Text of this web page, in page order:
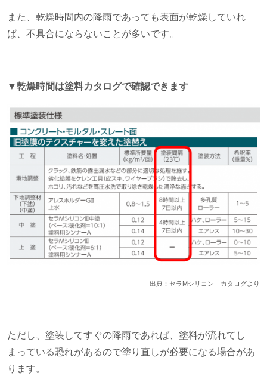
また、乾燥時間内の降雨であっても表面が乾燥していれ
ば、不具合にならないことが多いです。
▼乾燥時間は塗料カタログで確認できます
出典：セラMシリコン カタログより
ただし、塗装してすぐの降雨であれば、塗料が流れてし
まっている恐れがあるので塗り直しが必要になる場合があ
ります。